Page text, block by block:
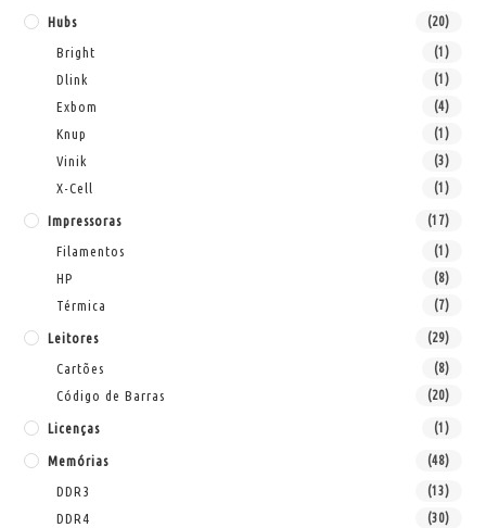
Hubs (20)
Bright (1)
Dlink (1)
Exbom (4)
Knup (1)
Vinik (3)
X-Cell (1)
Impressoras (17)
Filamentos (1)
HP (8)
Térmica (7)
Leitores (29)
Cartões (8)
Código de Barras (20)
Licenças (1)
Memórias (48)
DDR3 (13)
DDR4 (30)